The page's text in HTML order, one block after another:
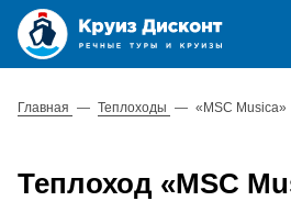
Главная — Теплоходы — «MSC Musica»
Теплоход «MSC